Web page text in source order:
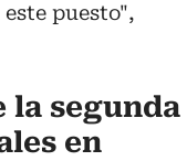
puesto",
la segunda
en